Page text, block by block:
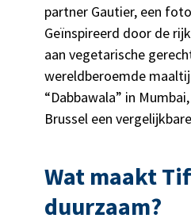
partner Gautier, een
Geïnspireerd door de
aan vegetarische
wereldberoemde
“Dabbawala” in
Brussel een
Wat maakt
duurzaam?